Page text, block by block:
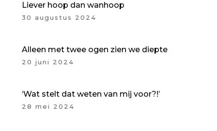
Liever hoop dan wanhoop
30 augustus 2024
Alleen met twee ogen zien we diepte
20 juni 2024
‘Wat stelt dat weten van mij voor?!’
28 mei 2024